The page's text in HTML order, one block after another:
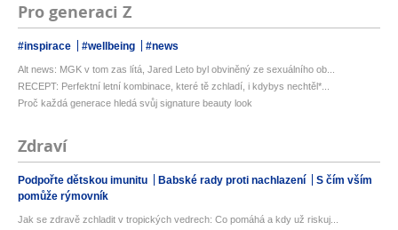
Pro generaci Z
#inspirace #wellbeing #news
Alt news: MGK v tom zas lítá, Jared Leto byl obviněný ze sexuálního ob...
RECEPT: Perfektní letní kombinace, které tě zchladí, i kdybys nechtěl*...
Proč každá generace hledá svůj signature beauty look
Zdraví
Podpořte dětskou imunitu Babské rady proti nachlazení
S čím vším
pomůže rýmovník
Jak se zdravě zchladit v tropických vedrech: Co pomáhá a kdy už riskuj...